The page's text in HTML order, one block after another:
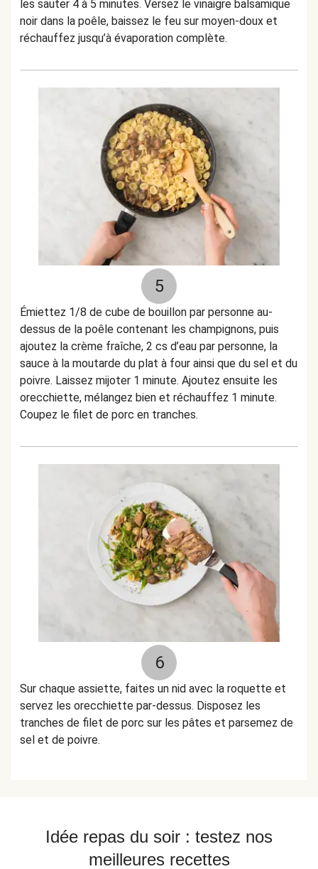
les sauter 4 à 5 minutes. Versez le vinaigre balsamique
noir dans la poêle, baissez le feu sur moyen-doux et
réchauffez jusqu’à évaporation complète.
5
Émiettez 1/8 de cube de bouillon par personne au-
dessus de la poêle contenant les champignons, puis
ajoutez la crème fraîche, 2 cs d’eau par personne, la
sauce à la moutarde du plat à four ainsi que du sel et du
poivre. Laissez mijoter 1 minute. Ajoutez ensuite les
orecchiette, mélangez bien et réchauffez 1 minute.
Coupez le filet de porc en tranches.
6
Sur chaque assiette, faites un nid avec la roquette et
servez les orecchiette par-dessus. Disposez les
tranches de filet de porc sur les pâtes et parsemez de
sel et de poivre.
Idée repas du soir : testez nos
meilleures recettes